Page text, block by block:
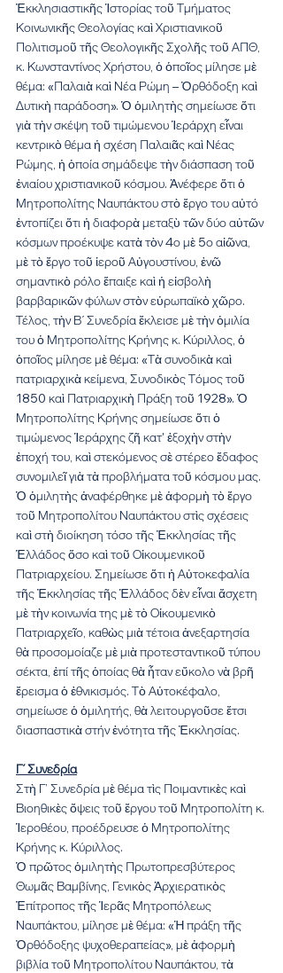
Ἐκκλησιαστικῆς Ἱστορίας τοῦ Τμήματος
Κοινωνικῆς Θεολογίας καὶ Χριστιανικοῦ
Πολιτισμοῦ τῆς Θεολογικῆς Σχολῆς τοῦ ΑΠΘ,
κ. Κωνσταντίνος Χρήστου, ὁ ὁποῖος μίλησε μὲ
θέμα: «Παλαιὰ καὶ Νέα Ρώμη – Ὀρθόδοξη καὶ
Δυτικὴ παράδοση». Ὁ ὁμιλητὴς σημείωσε ὅτι
γιὰ τὴν σκέψη τοῦ τιμώμενου Ἱεράρχη εἶναι
κεντρικὸ θέμα ἡ σχέση Παλαιᾶς καὶ Νέας
Ρώμης, ἡ ὁποία σημάδεψε τὴν διάσπαση τοῦ
ἑνιαίου χριστιανικοῦ κόσμου. Ἀνέφερε ὅτι ὁ
Μητροπολίτης Ναυπάκτου στὸ ἔργο του αὐτό
ἐντοπίζει ὅτι ἡ διαφορὰ μεταξὺ τῶν δύο αὐτῶν
κόσμων προέκυψε κατὰ τὸν 4ο μὲ 5ο αἰῶνα,
μὲ τὸ ἔργο τοῦ ἱεροῦ Αὐγουστίνου, ἐνῶ
σημαντικὸ ρόλο ἔπαιξε καὶ ἡ εἰσβολὴ
βαρβαρικῶν φύλων στὸν εὐρωπαϊκὸ χῶρο.
Τέλος, τὴν Β΄ Συνεδρία ἔκλεισε μὲ τὴν ὁμιλία
του ὁ Μητροπολίτης Κρήνης κ. Κύριλλος, ὁ
ὁποῖος μίλησε μὲ θέμα: «Τὰ συνοδικὰ καὶ
πατριαρχικὰ κείμενα, Συνοδικὸς Τόμος τοῦ
1850 καὶ Πατριαρχικὴ Πράξη τοῦ 1928». Ὁ
Μητροπολίτης Κρήνης σημείωσε ὅτι ὁ
τιμώμενος Ἱεράρχης ζῆ κατ' ἐξοχὴν στὴν
ἐποχή του, καὶ στεκόμενος σὲ στέρεο ἔδαφος
συνομιλεῖ γιὰ τὰ προβλήματα τοῦ κόσμου μας.
Ὁ ὁμιλητὴς ἀναφέρθηκε μὲ ἀφορμὴ τὸ ἔργο
τοῦ Μητροπολίτου Ναυπάκτου στὶς σχέσεις
καὶ στὴ διοίκηση τόσο τῆς Ἐκκλησίας τῆς
Ἑλλάδος ὅσο καὶ τοῦ Οἰκουμενικοῦ
Πατριαρχείου. Σημείωσε ὅτι ἡ Αὐτοκεφαλία
τῆς Ἐκκλησίας τῆς Ἑλλάδος δὲν εἶναι ἄσχετη
μὲ τὴν κοινωνία της μὲ τὸ Οἰκουμενικὸ
Πατριαρχεῖο, καθὼς μιὰ τέτοια ἀνεξαρτησία
θὰ προσομοίαζε μὲ μιὰ προτεσταντικοῦ τύπου
σέκτα, ἐπί τῆς ὁποίας θὰ ἦταν εὔκολο νὰ βρῆ
ἔρεισμα ὁ ἐθνικισμός. Τὸ Αὐτοκέφαλο,
σημείωσε ὁ ὁμιλητής, θὰ λειτουργοῦσε ἔτσι
διασπαστικὰ στήν ἑνότητα τῆς Ἐκκλησίας.
Γ΄ Συνεδρία
Στὴ Γ’ Συνεδρία μὲ θέμα τὶς Ποιμαντικὲς καὶ
Βιοηθικὲς ὄψεις τοῦ ἔργου τοῦ Μητροπολίτη κ.
Ἱεροθέου, προέδρευσε ὁ Μητροπολίτης
Κρήνης κ. Κύριλλος.
Ὁ πρῶτος ὁμιλητὴς Πρωτοπρεσβύτερος
Θωμᾶς Βαμβίνης, Γενικὸς Ἀρχιερατικὸς
Ἐπίτροπος τῆς Ἱερᾶς Μητροπόλεως
Ναυπάκτου, μίλησε μὲ θέμα: «Ἡ πράξη τῆς
Ὀρθόδοξης ψυχοθεραπείας», μὲ ἀφορμὴ
βιβλία τοῦ Μητροπολίτου Ναυπάκτου, τὰ